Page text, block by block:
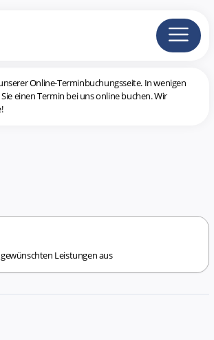
Online-Terminbuchungsseite. In wenigen
einen Termin bei uns online buchen. Wir
Leistungen aus